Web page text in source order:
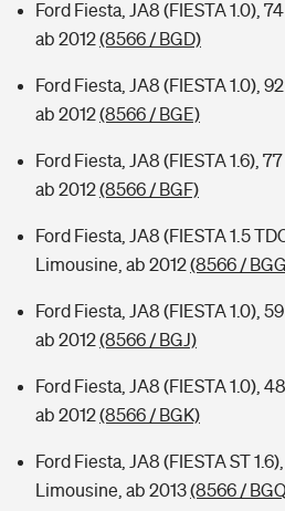
Ford Fiesta, JA8 (FIESTA 1.0),
ab 2012(8566 / BGD)
Ford Fiesta, JA8 (FIESTA 1.0),
ab 2012(8566 / BGE)
Ford Fiesta, JA8 (FIESTA 1.6),
ab 2012(8566 / BGF)
Ford Fiesta, JA8 (FIESTA 1.5
Limousine, ab 2012(8566 /
Ford Fiesta, JA8 (FIESTA 1.0),
ab 2012(8566 / BGJ)
Ford Fiesta, JA8 (FIESTA 1.0),
ab 2012(8566 / BGK)
Ford Fiesta, JA8 (FIESTA ST
Limousine, ab 2013(8566 /